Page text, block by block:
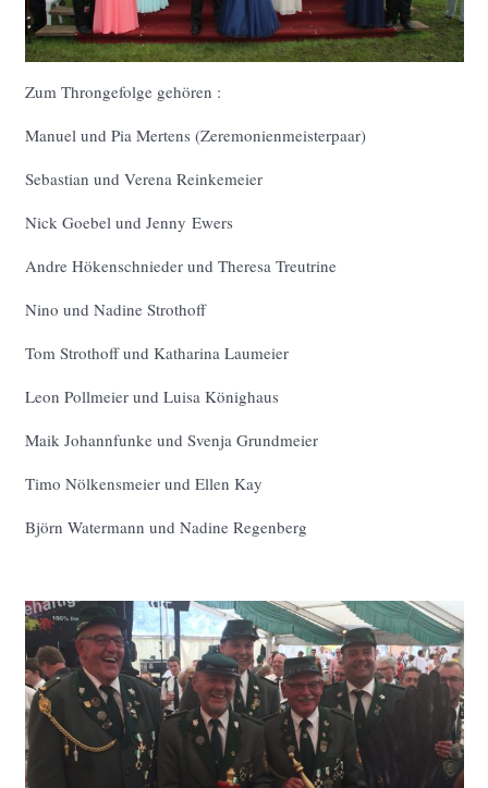
Zum Throngefolge gehören :
Manuel und Pia Mertens (Zeremonienmeisterpaar)
Sebastian und Verena Reinkemeier
Nick Goebel und Jenny Ewers
Andre Hökenschnieder und Theresa Treutrine
Nino und Nadine Strothoff
Tom Strothoff und Katharina Laumeier
Leon Pollmeier und Luisa Könighaus
Maik Johannfunke und Svenja Grundmeier
Timo Nölkensmeier und Ellen Kay
Björn Watermann und Nadine Regenberg